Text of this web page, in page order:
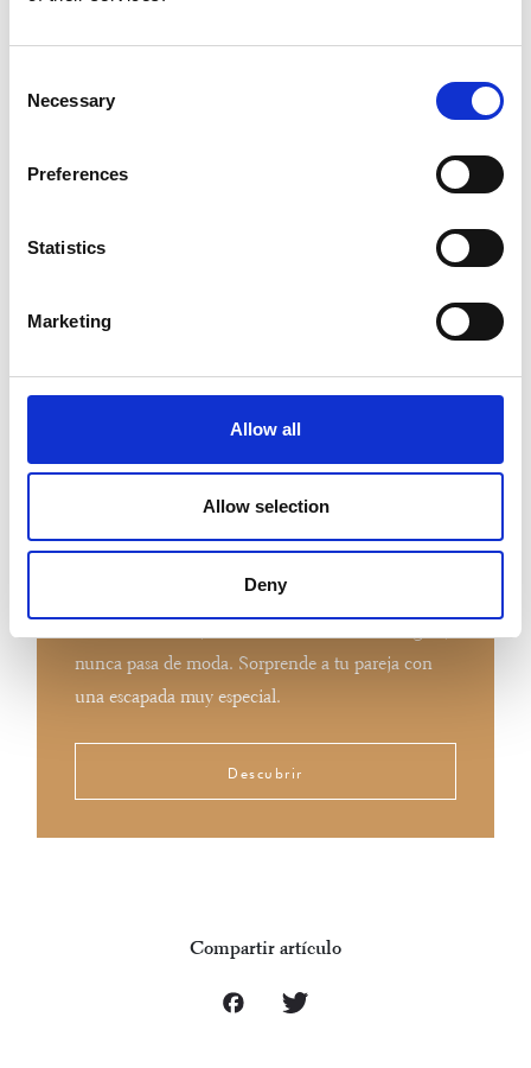
Selection
Necessary
Preferences
Statistics
Marketing
Allow all
Allow selection
Deny
nunca pasa de moda. Sorprende a tu pareja con
una escapada muy especial.
Descubrir
Compartir artículo